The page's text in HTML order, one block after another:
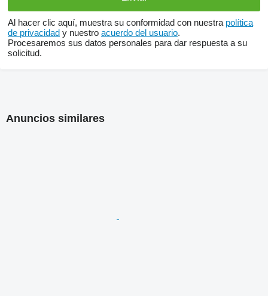
Al hacer clic aquí, muestra su conformidad con nuestra política
de privacidad y nuestro acuerdo del usuario.
Procesaremos sus datos personales para dar respuesta a su
solicitud.
Anuncios similares